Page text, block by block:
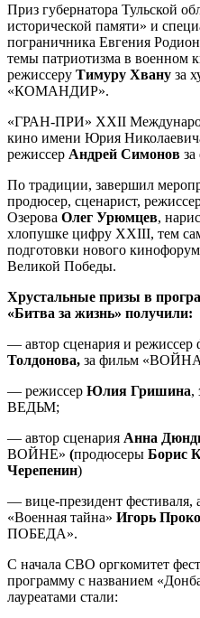
Приз губернатора Тульской
исторической памяти» и
пограничника Евгения
темы патриотизма в военном
режиссеру Тимуру Хвану за
«КОМАНДИР».
«ГРАН-ПРИ» XXII
кино имени Юрия
режиссер Андрей Симонов
По традиции, завершил
продюсер, сценарист,
Озерова Олег Урюмцев,
хлопушке цифру XXIII, тем
подготовки нового
Великой Победы.
Хрустальные призы в
«Битва за жизнь» получили:
— автор сценария и режиссер
Толдонова, за фильм
— режиссер Юлия Гришина,
ВЕДЬМ;
— автор сценария Анна
ВОЙНЕ» (продюсеры Борис
Черепенин)
— вице-президент
«Военная тайна» Игорь
ПОБЕДА».
С начала СВО оргкомитет
программу с названием
лауреатами стали: